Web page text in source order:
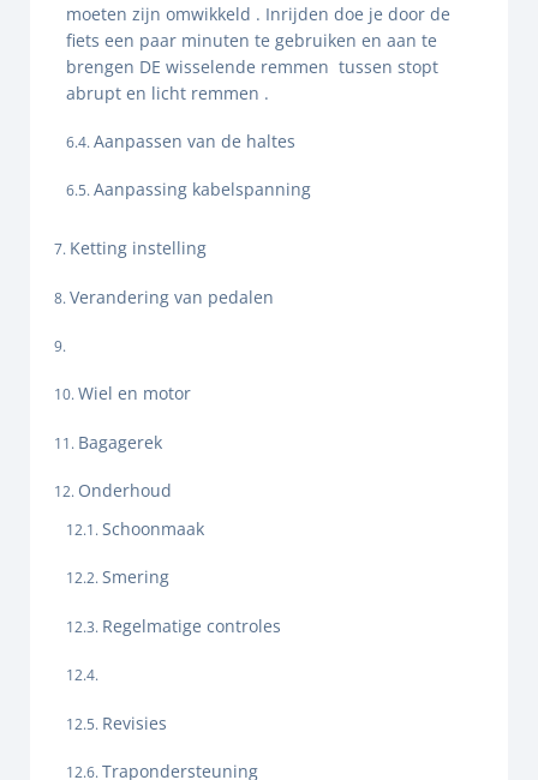
moeten zijn omwikkeld . Inrijden doe je door de
fiets een paar minuten te gebruiken en aan te
brengen DE wisselende remmen tussen stopt
abrupt en licht remmen .
Aanpassen van de haltes
Aanpassing kabelspanning
Ketting instelling
Verandering van pedalen
Wiel en motor
Bagagerek
Onderhoud
Schoonmaak
Smering
Regelmatige controles
Revisies
Trapondersteuning